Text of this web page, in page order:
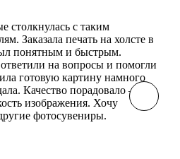
столкнулась с таким
Заказала печать на холсте в
понятным и быстрым.
на вопросы и помогли
готовую картину намного
Качество порадовало —
изображения. Хочу
фотосувениры.